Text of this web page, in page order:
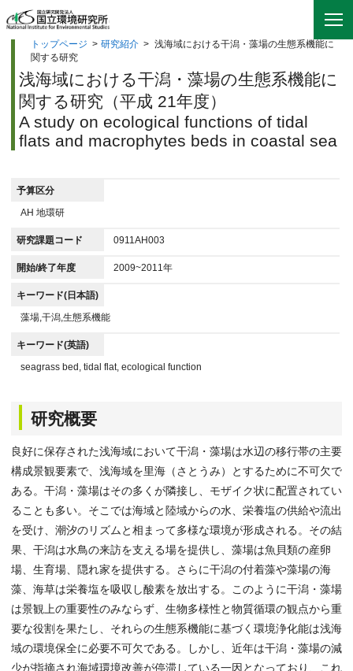
トップページ > 研究紹介 > 浅海域における干潟・藻場の生態系機能に
関する研究
浅海域における干潟・藻場の生態系機能に
関する研究（平成 21年度）
A study on ecological functions of tidal
flats and macrophytes beds in coastal sea
予算区分
AH 地環研
研究課題コード 0911AH003
開始/終了年度 2009~2011年
キーワード(日本語)
藻場,干潟,生態系機能
キーワード(英語)
seagrass bed, tidal flat, ecological function
研究概要
良好に保存された浅海域において干潟・藻場は水辺の移行帯の主要
構成景観要素で、浅海域を里海（さとうみ）とするために不可欠で
ある。干潟・藻場はその多くが隣接し、モザイク状に配置されてい
ることも多い。そこでは海域と陸域からの水、栄養塩の供給や流出
を受け、潮汐のリズムと相まって多様な環境が形成される。その結
果、干潟は水鳥の来訪を支える場を提供し、藻場は魚貝類の産卵
場、生育場、隠れ家を提供する。さらに干潟の付着藻や藻場の海
藻、海草は栄養塩を吸収し酸素を放出する。このように干潟・藻場
は景観上の重要性のみならず、生物多様性と物質循環の観点から重
要な役割を果たし、それらの生態系機能に基づく環境浄化能は浅海
域の環境保全に必要不可欠である。しかし、近年は干潟・藻場の減
少が指摘され海域環境改善が停滞している一因となっており、これ